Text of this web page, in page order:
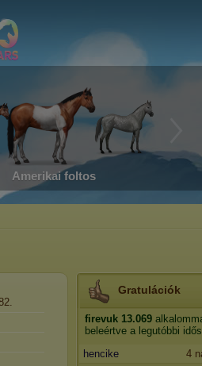
Amerikai foltos
Gratulációk
firevuk 13.069
beleértve a legutóbbi
hencike
4